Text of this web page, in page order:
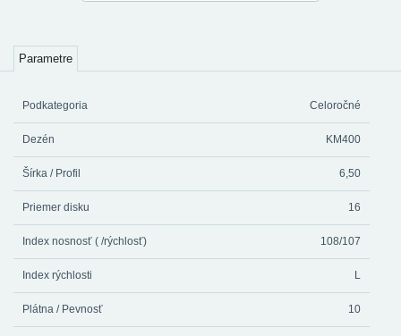
Parametre
Podkategoria Celoročné
Dezén KM400
Šírka / Profil 6,50
Priemer disku 16
Index nosnosť ( /rýchlosť) 108/107
Index rýchlosti L
Plátna / Pevnosť 10